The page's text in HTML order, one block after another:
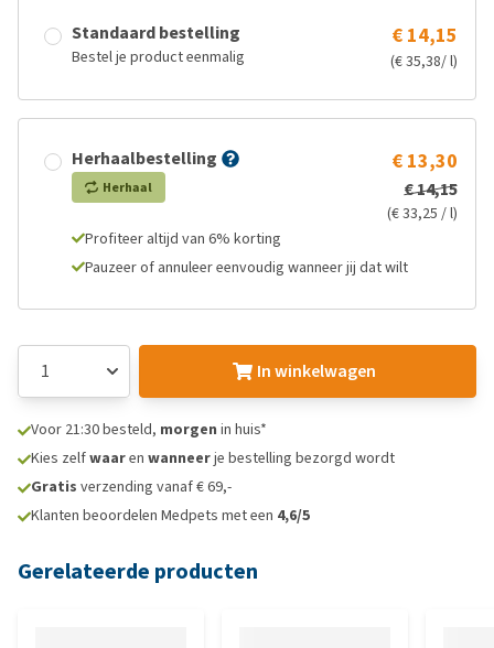
Standaard bestelling
Bestel je product eenmalig
€ 14,15
(€ 35,38/ l)
Herhaalbestelling
Herhaal
€ 13,30
€ 14,15
(€ 33,25 / l)
Profiteer altijd van 6% korting
Pauzeer of annuleer eenvoudig wanneer jij dat wilt
In winkelwagen
Voor 21:30 besteld, morgen in huis*
Kies zelfwaaren wanneerje bestelling bezorgd wordt
Gratis verzending vanaf € 69,-
Klanten beoordelen Medpets met een 4,6/5
Gerelateerde producten